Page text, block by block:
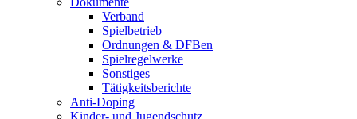
Verband
Spielbetrieb
Ordnungen & DFBen
Spielregelwerke
Sonstiges
Tätigkeitsberichte
Anti-Doping
Kinder- und Jugendschutz